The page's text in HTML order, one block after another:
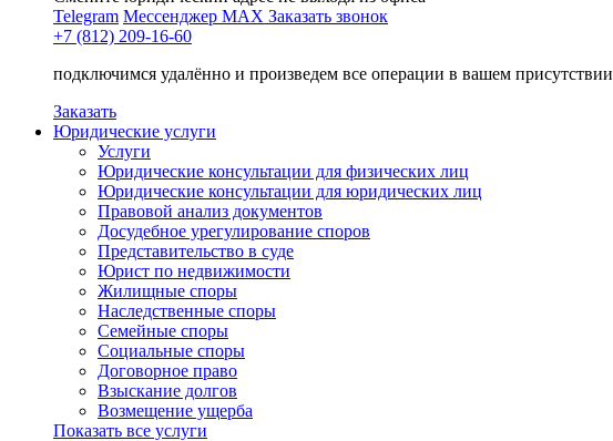
Telegram Мессенджер MAX Заказать звонок
+7 (812) 209-16-60
подключимся удалённо и произведем все операции в вашем присутствии
Заказать
Юридические услуги
Услуги
Юридические консультации для физических лиц
Юридические консультации для юридических лиц
Правовой анализ документов
Досудебное урегулирование споров
Представительство в суде
Юрист по недвижимости
Жилищные споры
Наследственные споры
Семейные споры
Социальные споры
Договорное право
Взыскание долгов
Возмещение ущерба
Показать все услуги